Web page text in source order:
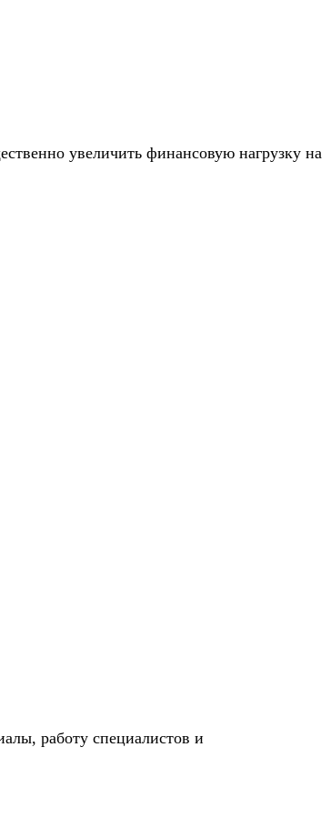
увеличить финансовую нагрузку на
работу специалистов и